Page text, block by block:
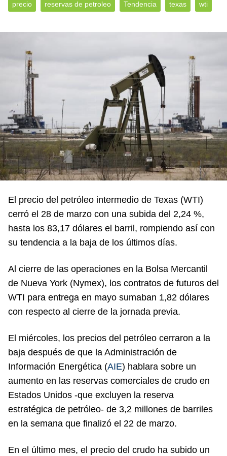
precio reservas de petroleo Tendencia texas wti
El precio del petróleo intermedio de Texas (WTI)
cerró el 28 de marzo con una subida del 2,24 %,
hasta los 83,17 dólares el barril, rompiendo así con
su tendencia a la baja de los últimos días.
Al cierre de las operaciones en la Bolsa Mercantil
de Nueva York (Nymex), los contratos de futuros del
WTI para entrega en mayo sumaban 1,82 dólares
con respecto al cierre de la jornada previa.
El miércoles, los precios del petróleo cerraron a la
baja después de que la Administración de
Información Energética (AIE) hablara sobre un
aumento en las reservas comerciales de crudo en
Estados Unidos -que excluyen la reserva
estratégica de petróleo- de 3,2 millones de barriles
en la semana que finalizó el 22 de marzo.
En el último mes, el precio del crudo ha subido un